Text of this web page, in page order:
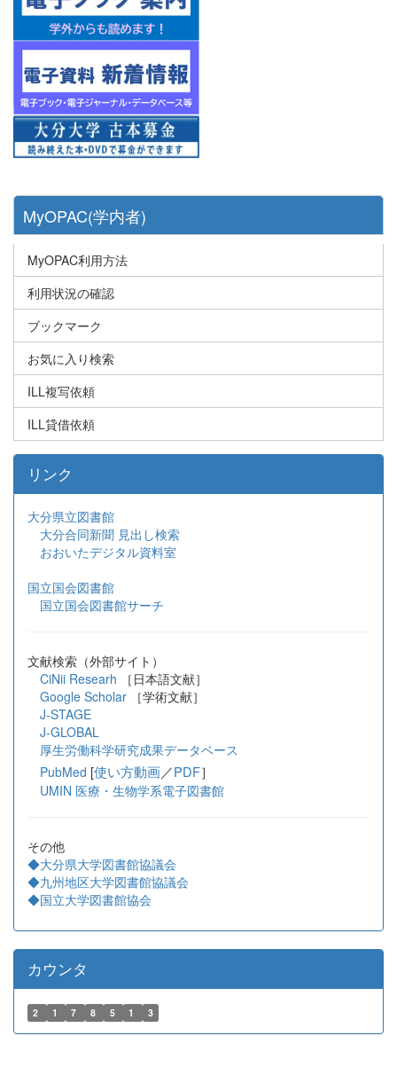
MyOPAC(学内者)
MyOPAC利用方法
利用状況の確認
ブックマーク
お気に入り検索
ILL複写依頼
ILL貸借依頼
リンク
大分県立図書館
大分合同新聞 見出し検索
おおいたデジタル資料室
国立国会図書館
国立国会図書館サーチ
文献検索（外部サイト）
CiNii Researh ［日本語文献］
Google Scholar
［学術文献］
J-STAGE
J-GLOBAL
厚生労働科学研究成果データベース
PubMed [使い方動画／PDF］
UMIN 医療・生物学系電子図書館
その他
◆大分県大学図書館協議会
◆九州地区大学図書館協議会
◆国立大学図書館協会
カウンタ
2 1 7 8 5 1 3